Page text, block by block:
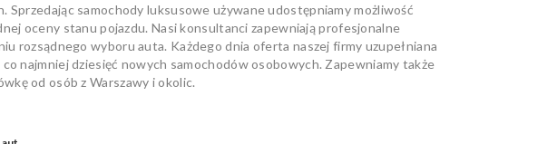
Sprzedając samochody luksusowe używane udostępniamy możliwość
oceny stanu pojazdu. Nasi konsultanci zapewniają profesjonalne
rozsądnego wyboru auta. Każdego dnia oferta naszej firmy uzupełniana
najmniej dziesięć nowych samochodów osobowych. Zapewniamy także
od osób z Warszawy i okolic.